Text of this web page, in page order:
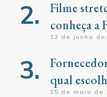
Filme
conheça a
12 de junho de
qual
15 de maio de